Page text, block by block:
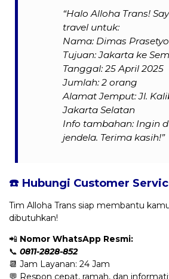
“Halo Alloha Trans!
travel untuk:
Nama: Dimas Prasetyo
Tujuan: Jakarta ke
Tanggal: 25 April 2025
Jumlah: 2 orang
Alamat Jemput: Jl.
Jakarta Selatan
Info tambahan: Ingin
jendela. Terima kasih!”
☎️ Hubungi Customer
Tim Alloha Trans siap membantu
dibutuhkan!
📲 Nomor WhatsApp Resmi:
📞 0811-2828-852
📆 Jam Layanan: 24 Jam
💬 Respon cepat, ramah, dan